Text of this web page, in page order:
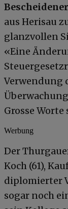
aus Herisau
glanzvollen
«Eine
Verwendung
Grosse
Werbung
Der
Koch (61),
diplomierter
sogar noch